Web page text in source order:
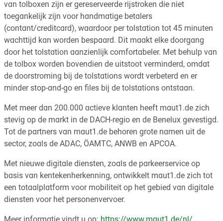
van tolboxen zijn er gereserveerde rijstroken die niet
toegankelijk zijn voor handmatige betalers
(contant/creditcard), waardoor per tolstation tot 45 minuten
wachttijd kan worden bespaard. Dit maakt elke doorgang
door het tolstation aanzienlijk comfortabeler. Met behulp van
de tolbox worden bovendien de uitstoot verminderd, omdat
de doorstroming bij de tolstations wordt verbeterd en er
minder stop-and-go en files bij de tolstations ontstaan.
Met meer dan 200.000 actieve klanten heeft maut1.de zich
stevig op de markt in de DACH-regio en de Benelux gevestigd.
Tot de partners van maut1.de behoren grote namen uit de
sector, zoals de ADAC, ÖAMTC, ANWB en APCOA.
Met nieuwe digitale diensten, zoals de parkeerservice op
basis van kentekenherkenning, ontwikkelt maut1.de zich tot
een totaalplatform voor mobiliteit op het gebied van digitale
diensten voor het personenvervoer.